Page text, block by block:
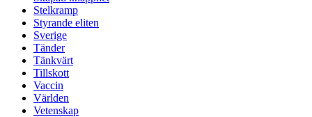
Stelkramp
Styrande eliten
Sverige
Tänder
Tänkvärt
Tillskott
Vaccin
Världen
Vetenskap